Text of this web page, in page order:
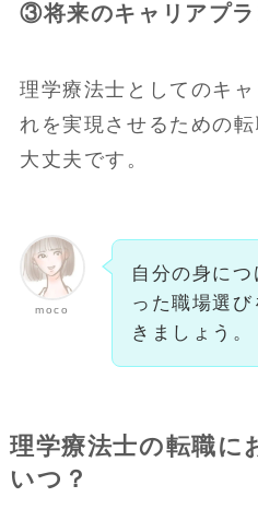
③将来のキャリアプラ
理学療法士としてのキ
れを実現させるための
大丈夫です。
moco
自分の身に
った職場選
きましょう。
理学療法士の転職に
いつ？